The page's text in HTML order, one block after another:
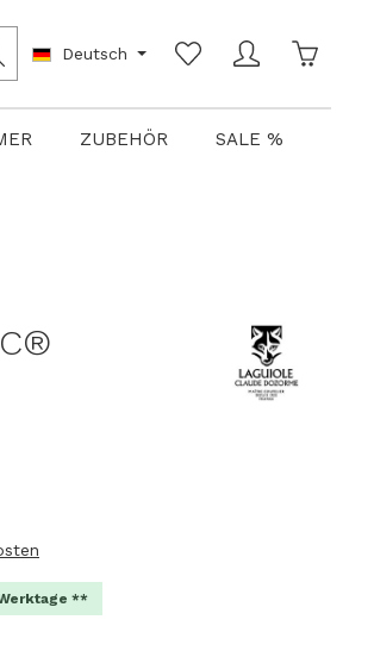
Deutsch
ZUBEHÖR SALE %
**